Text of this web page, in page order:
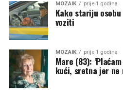
MOZAIK prije 1 godina
Kako stariju
voziti
MOZAIK prije 1 godina
Mare (83):
kući, sretna jer ne